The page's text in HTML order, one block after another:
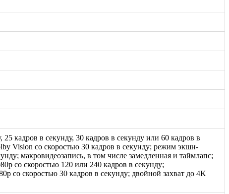
кадров в секунду, 30 кадров в секунду или 60 кадров в
Vision со скоростью 30 кадров в секунду; режим экшн-
макровидеозапись, в том числе замедленная и таймлапс;
со скоростью 120 или 240 кадров в секунду;
со скоростью 30 кадров в секунду; двойной захват до 4K